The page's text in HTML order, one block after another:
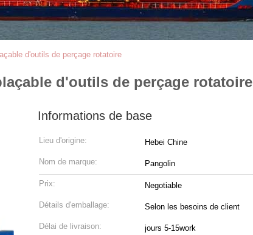
d'outils de perçage rotatoire
d'outils de perçage rotatoire
Informations de base
Lieu d'origine: Hebei Chine
Nom de marque: Pangolin
Prix: Negotiable
Détails d'emballage: Selon les besoins de client
Délai de livraison: jours 5-15work